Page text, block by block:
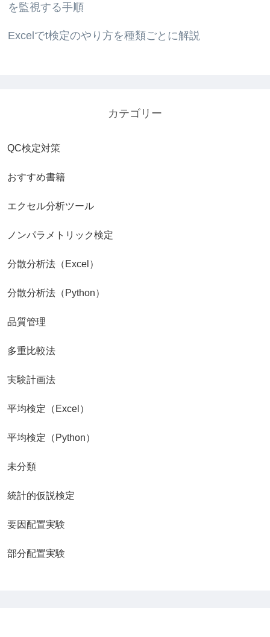
を監視する手順
Excelでt検定のやり方を種類ごとに解説
カテゴリー
QC検定対策
おすすめ書籍
エクセル分析ツール
ノンパラメトリック検定
分散分析法（Excel）
分散分析法（Python）
品質管理
多重比較法
実験計画法
平均検定（Excel）
平均検定（Python）
未分類
統計的仮説検定
要因配置実験
部分配置実験